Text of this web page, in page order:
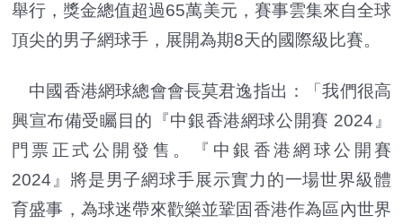
舉行，獎金總值超過65萬美元，賽事雲集來自全球
頂尖的男子網球手，展開為期8天的國際級比賽。
中國香港網球總會會長莫君逸指出：「我們很高
興宣布備受矚目的『中銀香港網球公開賽 2024』
門票正式公開發售。『中銀香港網球公開賽
2024』將是男子網球手展示實力的一場世界級體
育盛事，為球迷帶來歡樂並鞏固香港作為區內世界